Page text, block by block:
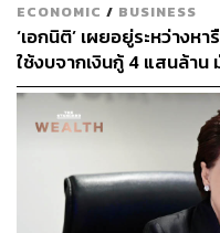
ECONOMIC / BUSINESS
‘เอกนิติ’ เผยอยู่ระหว่างห
ใช้งบจากเงินกู้ 4 แสนล้าน
เฟส 2 มีเพียงพอ